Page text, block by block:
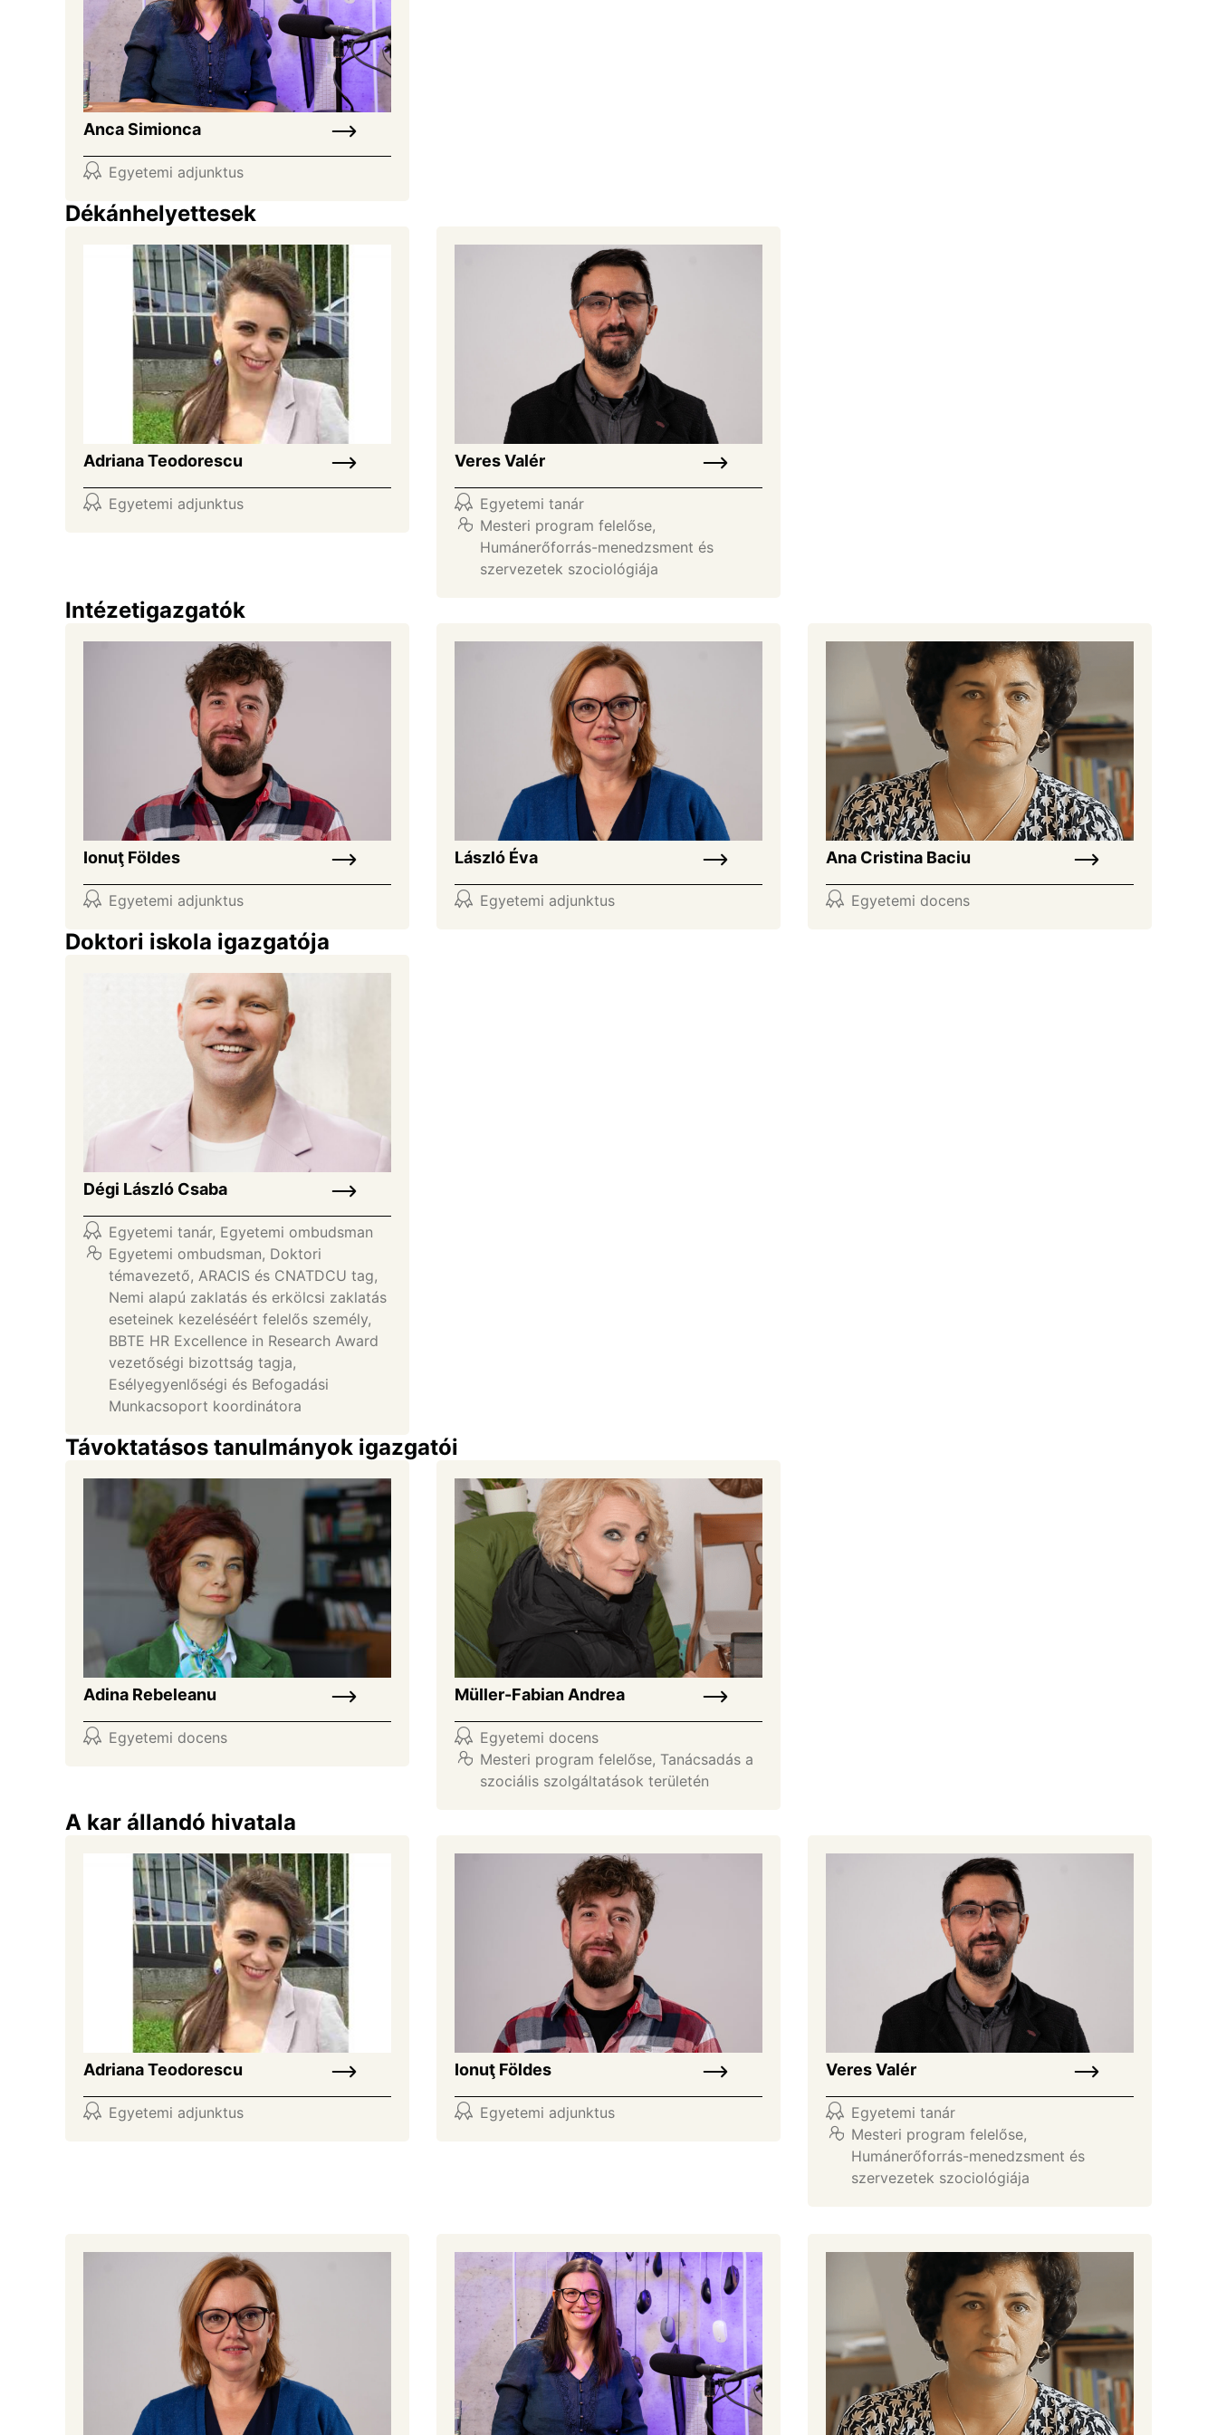
Anca Simionca
Egyetemi adjunktus
Dékánhelyettesek
Adriana Teodorescu
Egyetemi adjunktus
Veres Valér
Egyetemi tanár
Mesteri program felelőse,
Humánerőforrás-menedzsment és
szervezetek szociológiája
Intézetigazgatók
Ionuţ Földes
Egyetemi adjunktus
László Éva
Egyetemi adjunktus
Ana Cristina Baciu
Egyetemi docens
Doktori iskola igazgatója
Dégi László Csaba
Egyetemi tanár, Egyetemi ombudsman
Egyetemi ombudsman, Doktori
témavezető, ARACIS és CNATDCU tag,
Nemi alapú zaklatás és erkölcsi zaklatás
eseteinek kezeléséért felelős személy,
BBTE HR Excellence in Research Award
vezetőségi bizottság tagja,
Esélyegyenlőségi és Befogadási
Munkacsoport koordinátora
Távoktatásos tanulmányok igazgatói
Adina Rebeleanu
Egyetemi docens
Müller-Fabian Andrea
Egyetemi docens
Mesteri program felelőse, Tanácsadás a
szociális szolgáltatások területén
A kar állandó hivatala
Adriana Teodorescu
Egyetemi adjunktus
Ionuţ Földes
Egyetemi adjunktus
Veres Valér
Egyetemi tanár
Mesteri program felelőse,
Humánerőforrás-menedzsment és
szervezetek szociológiája